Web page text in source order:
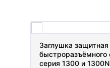
Заглушка защитная
быстроразъёмного
серия 1300 и 1300N